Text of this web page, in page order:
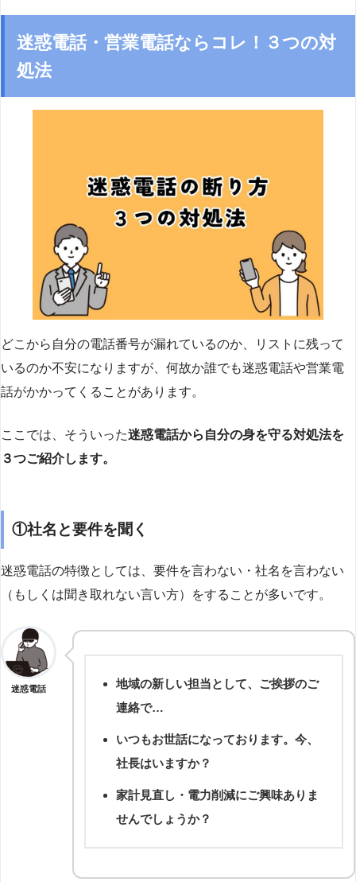
迷惑電話・営業電話ならコレ！３つの対
処法
どこから自分の電話番号が漏れているのか、リストに残って
いるのか不安になりますが、何故か誰でも迷惑電話や営業電
話がかかってくることがあります。
ここでは、そういった迷惑電話から自分の身を守る対処法を
３つご紹介します。
①社名と要件を聞く
迷惑電話の特徴としては、要件を言わない・社名を言わない
（もしくは聞き取れない言い方）をすることが多いです。
迷惑電話
地域の新しい担当として、ご挨拶のご
連絡で…
いつもお世話になっております。今、
社長はいますか？
家計見直し・電力削減にご興味ありま
せんでしょうか？